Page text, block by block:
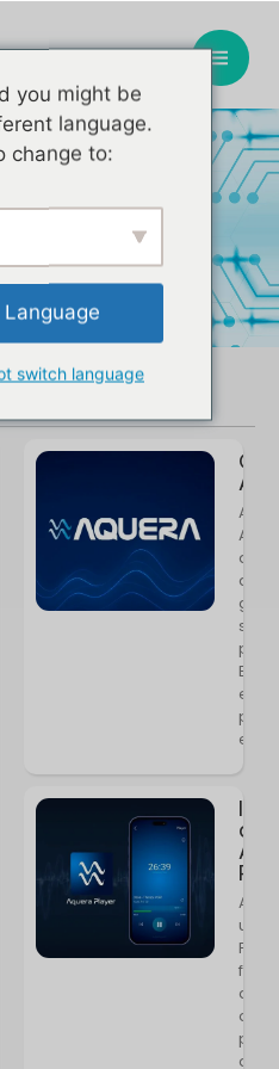
O
A
as
da
de
usar
you might be
language.
change to:
switch language